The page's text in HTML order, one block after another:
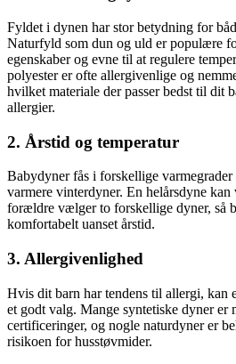
Fyldet i dynen har stor betydning for
Naturfyld som dun og uld er populære
egenskaber og evne til at regulere
polyester er ofte allergivenlige og
hvilket materiale der passer bedst til dit
allergier.
2. Årstid og temperatur
Babydyner fås i forskellige
varmere vinterdyner. En helårsdyne
forældre vælger to forskellige dyner, så
komfortabelt uanset årstid.
3. Allergivenlighed
Hvis dit barn har tendens til allergi, kan
et godt valg. Mange syntetiske dyner
certificeringer, og nogle naturdyner er
risikoen for husstøvmider.